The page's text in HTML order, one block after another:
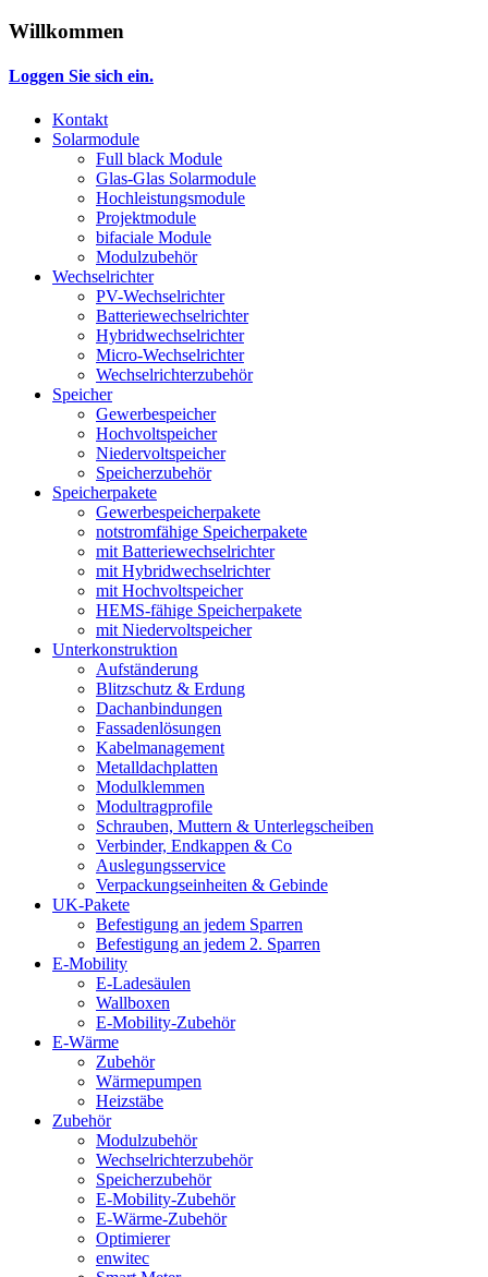
Willkommen
Loggen Sie sich ein.
Kontakt
Solarmodule
Full black Module
Glas-Glas Solarmodule
Hochleistungsmodule
Projektmodule
bifaciale Module
Modulzubehör
Wechselrichter
PV-Wechselrichter
Batteriewechselrichter
Hybridwechselrichter
Micro-Wechselrichter
Wechselrichterzubehör
Speicher
Gewerbespeicher
Hochvoltspeicher
Niedervoltspeicher
Speicherzubehör
Speicherpakete
Gewerbespeicherpakete
notstromfähige Speicherpakete
mit Batteriewechselrichter
mit Hybridwechselrichter
mit Hochvoltspeicher
HEMS-fähige Speicherpakete
mit Niedervoltspeicher
Unterkonstruktion
Aufständerung
Blitzschutz & Erdung
Dachanbindungen
Fassadenlösungen
Kabelmanagement
Metalldachplatten
Modulklemmen
Modultragprofile
Schrauben, Muttern & Unterlegscheiben
Verbinder, Endkappen & Co
Auslegungsservice
Verpackungseinheiten & Gebinde
UK-Pakete
Befestigung an jedem Sparren
Befestigung an jedem 2. Sparren
E-Mobility
E-Ladesäulen
Wallboxen
E-Mobility-Zubehör
E-Wärme
Zubehör
Wärmepumpen
Heizstäbe
Zubehör
Modulzubehör
Wechselrichterzubehör
Speicherzubehör
E-Mobility-Zubehör
E-Wärme-Zubehör
Optimierer
enwitec